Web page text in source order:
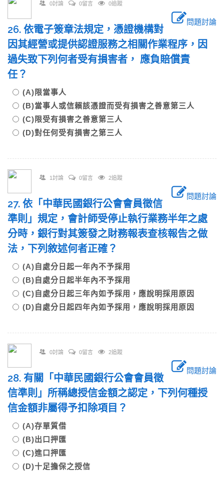
0討論 0留言 0追蹤
問題討論
26. 依電子簽章法規定，憑證機構對
因其經營或提供認證服務之相關作業程序，因
過失致下列何者受有損害者， 應負賠償責
任？
(A)限當事人
(B)當事人或信賴該憑證而受有損害之善意第三人
(C)限受有損害之善意第三人
(D)對任何受有損害之第三人
1討論 0留言 2追蹤
問題討論
27. 依「中華民國銀行公會會員徵信
準則」規定，會計師受停止執行業務半年之處
分時，銀行對其簽發之財務報表查核報告之做
法，下列敘述何者正確？
(A)自處分日起一年內不予採用
(B)自處分日起半年內不予採用
(C)自處分日起三年內如予採用，應說明採用原因
(D)自處分日起四年內如予採用，應說明採用原因
0討論 0留言 2追蹤
問題討論
28. 有關「中華民國銀行公會會員徵
信準則」所稱總授信金額之認定，下列何種授
信金額非屬得予扣除項目？
(A)存單質借
(B)出口押匯
(C)進口押匯
(D)十足擔保之授信